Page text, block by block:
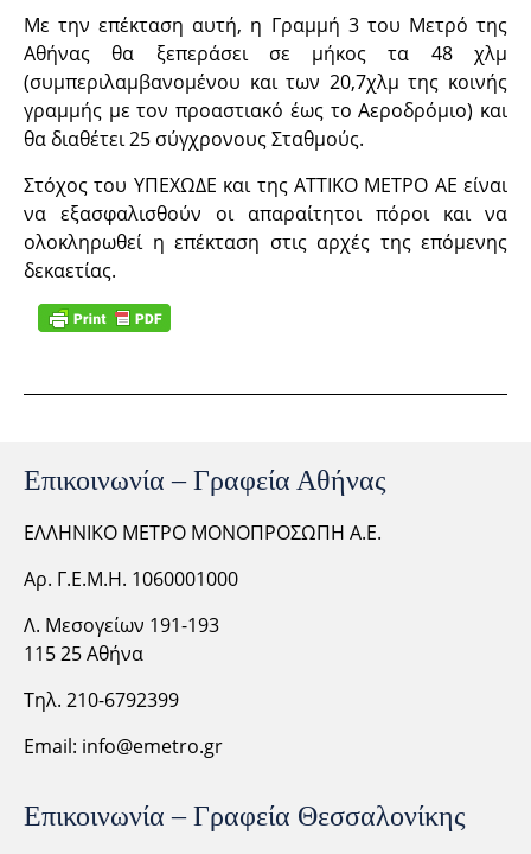
Με την επέκταση αυτή, η Γραμμή 3 του Μετρό της
Αθήνας θα ξεπεράσει σε μήκος τα 48 χλμ
(συμπεριλαμβανομένου και των 20,7χλμ της κοινής
γραμμής με τον προαστιακό έως το Αεροδρόμιο) και
θα διαθέτει 25 σύγχρονους Σταθμούς.
Στόχος του ΥΠΕΧΩΔΕ και της ΑΤΤΙΚΟ ΜΕΤΡΟ ΑΕ είναι
να εξασφαλισθούν οι απαραίτητοι πόροι και να
ολοκληρωθεί η επέκταση στις αρχές της επόμενης
δεκαετίας.
Επικοινωνία – Γραφεία Αθήνας
ΕΛΛΗΝΙΚΟ ΜΕΤΡΟ ΜΟΝΟΠΡΟΣΩΠΗ Α.Ε.
Αρ. Γ.Ε.Μ.Η. 1060001000
Λ. Μεσογείων 191-193
115 25 Αθήνα
Τηλ. 210-6792399
Email: info@emetro.gr
Επικοινωνία – Γραφεία Θεσσαλονίκης